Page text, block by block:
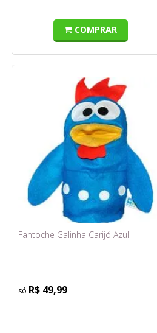
COMPRAR
Fantoche Galinha Carijó Azul
R$ 49,99